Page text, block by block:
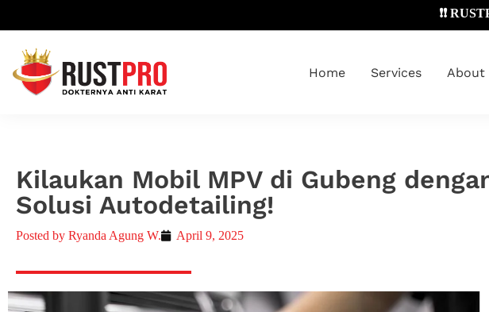
❗❗ RUSTPRO Kini
Home Services About
Kilaukan Mobil MPV di Gubeng
Solusi Autodetailing!
Posted by Ryanda Agung W. April 9, 2025